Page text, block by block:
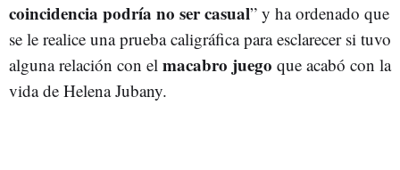
coincidencia podría no ser casual” y ha ordenado que
se le realice una prueba caligráfica para esclarecer si tuvo
alguna relación con el macabro juego que acabó con la
vida de Helena Jubany.